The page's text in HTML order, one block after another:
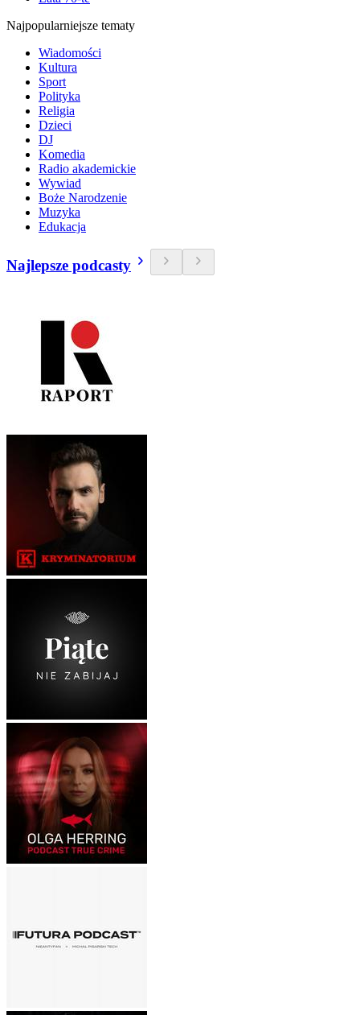
Najpopularniejsze tematy
Wiadomości
Kultura
Sport
Polityka
Religia
Dzieci
DJ
Komedia
Radio akademickie
Wywiad
Boże Narodzenie
Muzyka
Edukacja
Najlepsze podcasty